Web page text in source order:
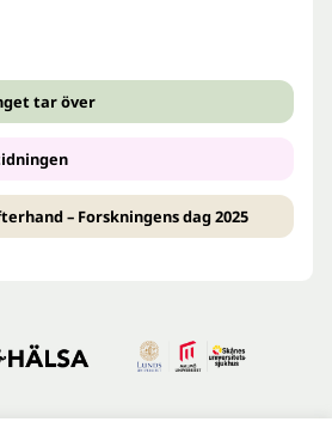
tar över
– Forskningens dag 2025